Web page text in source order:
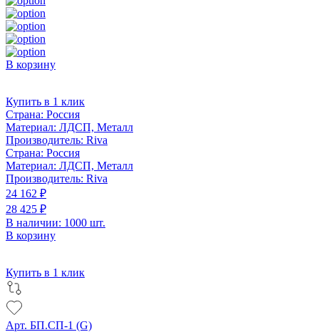
В корзину
Купить в 1 клик
Страна: Россия
Материал: ЛДСП, Металл
Производитель: Riva
Страна: Россия
Материал: ЛДСП, Металл
Производитель: Riva
24 162 ₽
28 425 ₽
В наличии: 1000 шт.
В корзину
Купить в 1 клик
Арт. БП.СП-1 (G)